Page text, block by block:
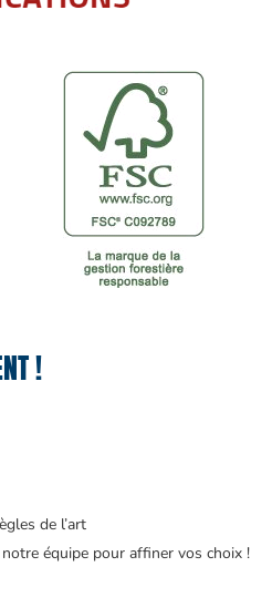
!
de l’art
équipe pour affiner vos choix !